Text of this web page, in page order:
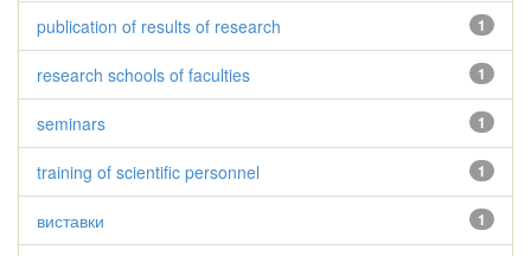
1
publication of results of research
1
research schools of faculties
1
seminars
1
training of scientific personnel
1
виставки